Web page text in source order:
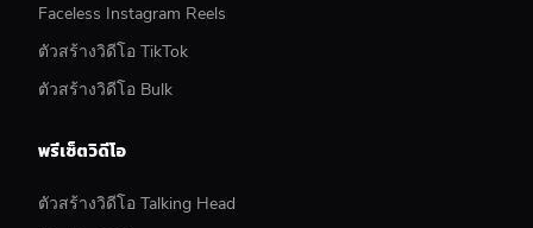
Faceless Instagram Reels
ตัวสร้างวิดีโอ TikTok
ตัวสร้างวิดีโอ Bulk
พรีเซ็ตวิดีโอ
ตัวสร้างวิดีโอ Talking Head